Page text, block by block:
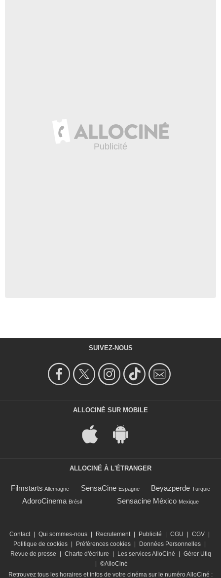
SUIVEZ-NOUS
ALLOCINÉ SUR MOBILE
ALLOCINÉ À L'ÉTRANGER
Filmstarts Allemagne SensaCine Espagne Beyazperde Turquie
AdoroCinema Brésil Sensacine México Mexique
Contact | Qui sommes-nous | Recrutement | Publicité | CGU | CGV |
Politique de cookies | Préférences cookies | Données Personnelles |
Revue de presse
| Charte d'écriture | Les services AlloCiné | Gérer Utiq
| ©AlloCiné
Retrouvez tous les horaires et infos de votre cinéma sur le numéro AlloCiné :